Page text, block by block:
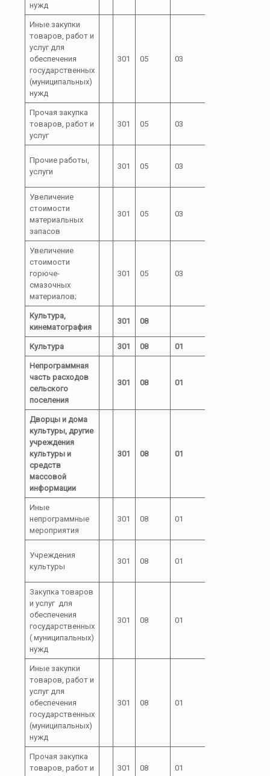
нужд
Иные закупки
товаров, работ и
услуг для
обеспечения
государственных
(муниципальных)
нужд
301 05 03
Прочая закупка
товаров, работ и
услуг
301 05 03
Прочие работы,
услуги
301 05 03
Увеличение
стоимости
материальных
запасов
301 05 03
Увеличение
стоимости
горюче-
смазочных
материалов;
301 05 03
Культура,
кинематография
301 08
Культура 301 08 01
Непрограммная
часть расходов
сельского
поселения
301 08 01
Дворцы и дома
культуры, другие
учреждения
культуры и
средств
массовой
информации
301 08 01
Иные
непрограммные
мероприятия
301 08 01
Учреждения
культуры
301 08 01
Закупка товаров
и услуг для
обеспечения
государственных
( муниципальных)
нужд
301 08 01
Иные закупки
товаров, работ и
услуг для
обеспечения
государственных
(муниципальных)
нужд
301 08 01
Прочая закупка
товаров, работ и
301 08 01